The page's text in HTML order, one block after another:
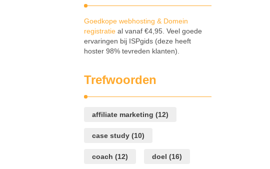
Goedkope webhosting & Domein
registratie al vanaf €4,95. Veel goede
ervaringen bij ISPgids (deze heeft
hoster 98% tevreden klanten).
Trefwoorden
affiliate marketing (12)
case study (10)
coach (12) doel (16)